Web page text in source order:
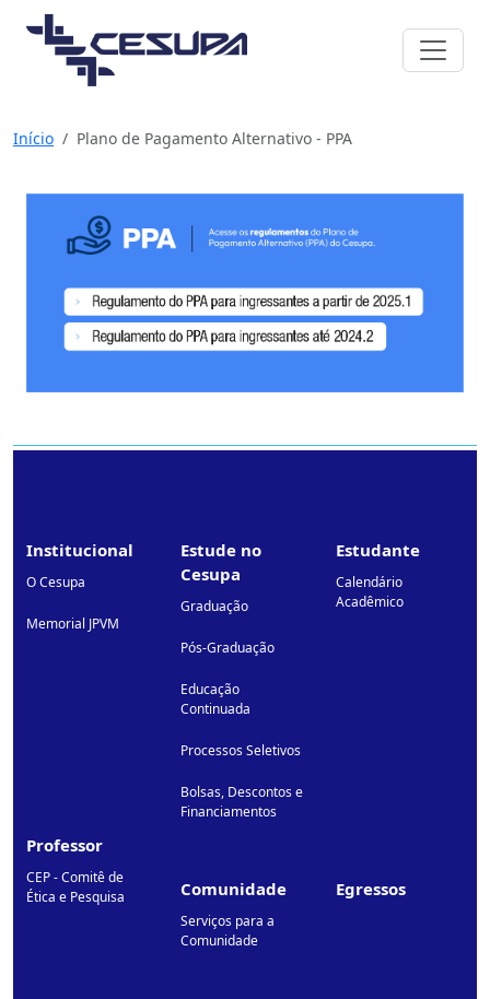
Início Plano de Pagamento Alternativo - PPA
Institucional
O Cesupa
Memorial JPVM
Estude no
Cesupa
Graduação
Pós-Graduação
Educação
Continuada
Processos Seletivos
Bolsas, Descontos e
Financiamentos
Estudante
Calendário
Acadêmico
Professor
CEP - Comitê de
Ética e Pesquisa
Comunidade
Serviços para a
Comunidade
Egressos